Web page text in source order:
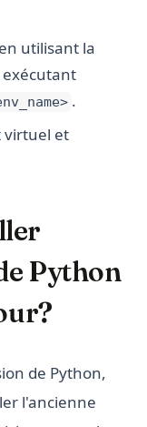
utilisant la
exécutant
.
virtuel et
Python
de Python,
l'ancienne